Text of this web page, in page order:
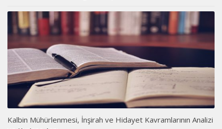
Kalbin Mühürlenmesi, İnşirah ve Hidayet Kavramlarının Analizi